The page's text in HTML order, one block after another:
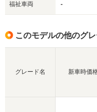
福祉車両 -
このモデルの他のグ
グレード名 新車時価